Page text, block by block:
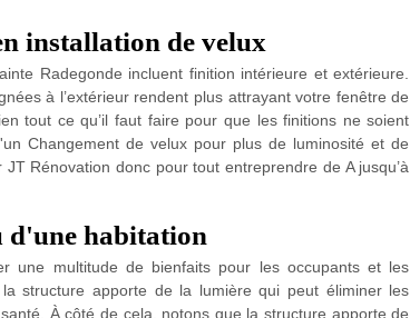
installation de velux
Radegonde incluent finition intérieure et extérieure.
à l’extérieur rendent plus attrayant votre fenêtre de
tout ce qu’il faut faire pour que les finitions ne soient
Changement de velux pour plus de luminosité et de
Rénovation donc pour tout entreprendre de A jusqu’à
d'une habitation
une multitude de bienfaits pour les occupants et les
structure apporte de la lumière qui peut éliminer les
À côté de cela, notons que la structure apporte de